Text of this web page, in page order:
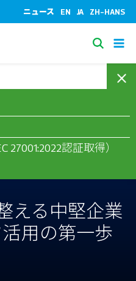
ニュース EN JA ZH-HANS
S
c
Power Queryで整える中堅企業
える中堅企業
用の第一歩
認証取得）